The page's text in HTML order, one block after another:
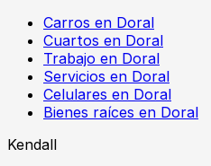
Carros en Doral
Cuartos en Doral
Trabajo en Doral
Servicios en Doral
Celulares en Doral
Bienes raíces en Doral
Kendall